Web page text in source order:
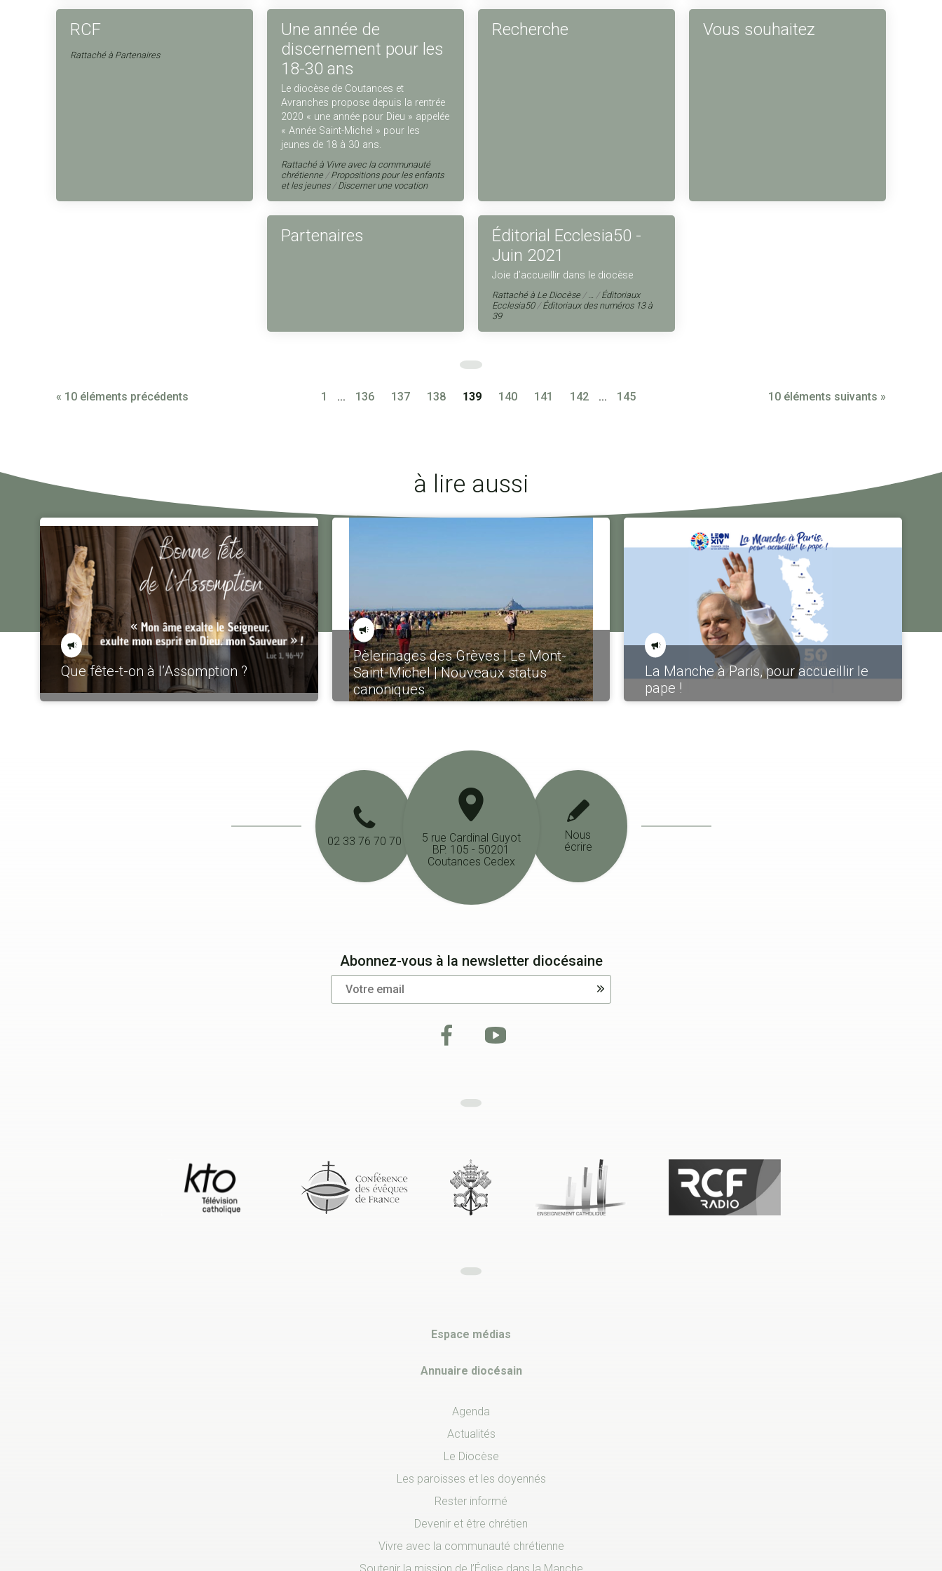
RCF
Rattaché à Partenaires
Une année de
discernement pour les
18-30 ans
Le diocèse de Coutances et
Avranches propose depuis la rentrée
2020 « une année pour Dieu » appelée
« Année Saint-Michel » pour les
jeunes de 18 à 30 ans.
Rattaché à Vivre avec la communauté
chrétienne /Propositions pour les enfants
et les jeunes /Discerner une vocation
Recherche Vous souhaitez
Partenaires
Éditorial Ecclesia50 -
Juin 2021
Joie d’accueillir dans le diocèse
Rattaché à Le Diocèse /… /Éditoriaux
Ecclesia50 /Éditoriaux des numéros 13 à
39
« 10 éléments précédents 10 éléments suivants »
1 ... 136 137 138 139 140 141 142 ... 145
à lire aussi
Que fête-t-on à l’Assomption ?
Pèlerinages des Grèves | Le Mont-
Saint-Michel | Nouveaux status
canoniques
La Manche à Paris, pour accueillir le
pape !
02 33 76 70 70
Nous
écrire
5 rue Cardinal Guyot
BP. 105 - 50201
Coutances Cedex
Abonnez-vous à la newsletter diocésaine
Espace médias
Annuaire diocésain
Agenda
Actualités
Le Diocèse
Les paroisses et les doyennés
Rester informé
Devenir et être chrétien
Vivre avec la communauté chrétienne